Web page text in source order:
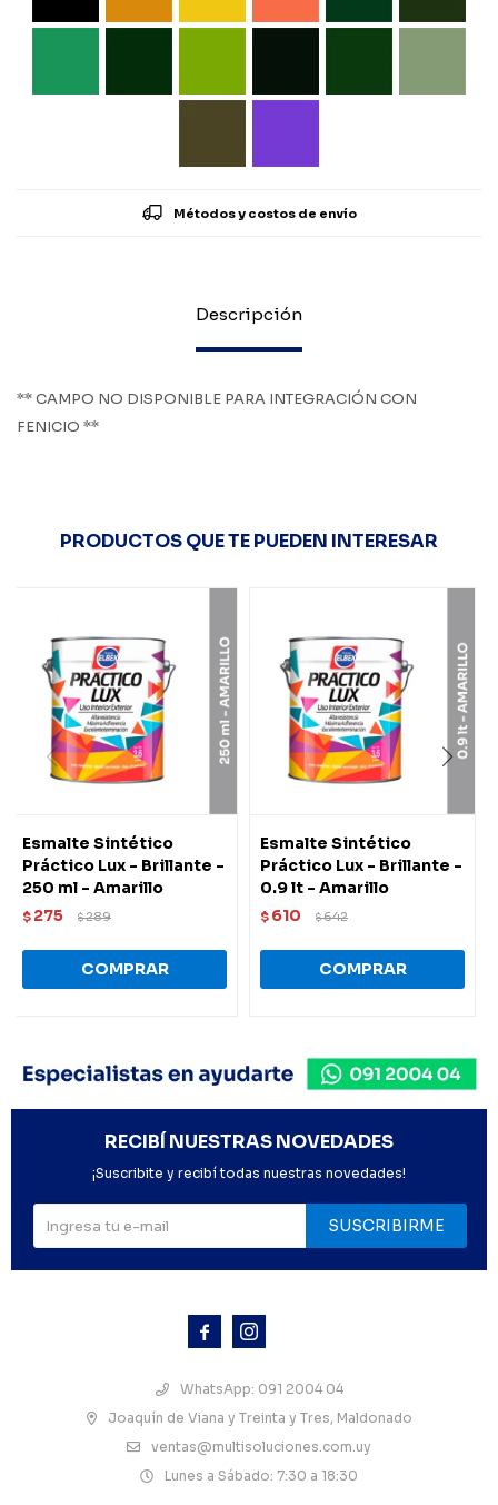
Métodos y costos de envío
Descripción
** CAMPO NO DISPONIBLE PARA INTEGRACIÓN CON
FENICIO **
PRODUCTOS QUE TE PUEDEN INTERESAR
Esmalte Sintético
Práctico Lux - Brillante -
250 ml - Amarillo
$ 275 $289
Esmalte Sintético
Práctico Lux - Brillante -
0.9 lt - Amarillo
$ 610 $642
 
WhatsApp: 091 2004 04
Joaquín de Viana y Treinta y Tres, Maldonado
ventas@multisoluciones.com.uy
Lunes a Sábado: 7:30 a 18:30
RECIBÍ NUESTRAS NOVEDADES
¡Suscribite y recibí todas nuestras novedades!
SUSCRIBIRME